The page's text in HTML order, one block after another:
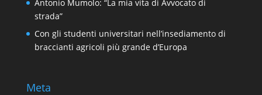
Antonio Mumolo: “La mia vita di Avvocato di
strada”
Con gli studenti universitari nell’insediamento di
braccianti agricoli più grande d’Europa
Meta